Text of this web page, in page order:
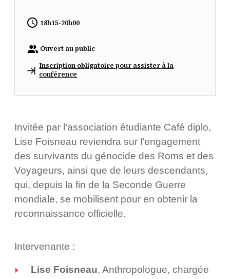
Ouvert au public
Inscription obligatoire pour assister à la
conférence
18h15-20h00
Invitée par l’association étudiante Café diplo,
Lise Foisneau reviendra sur l’engagement
des survivants du génocide des Roms et des
Voyageurs, ainsi que de leurs descendants,
qui, depuis la fin de la Seconde Guerre
mondiale, se mobilisent pour en obtenir la
reconnaissance officielle.
Intervenante :
Lise Foisneau, Anthropologue, chargée